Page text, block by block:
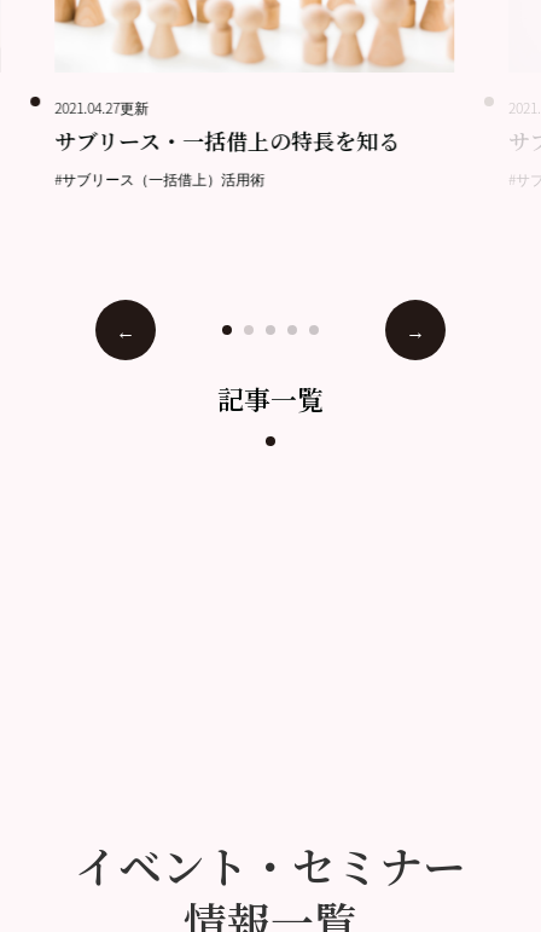
2021.04.27更新
サブリース・一括借上の特長を知る
#サブリース（一括借上）活用術
サ
#サ
記事一覧
イベント・セミナー